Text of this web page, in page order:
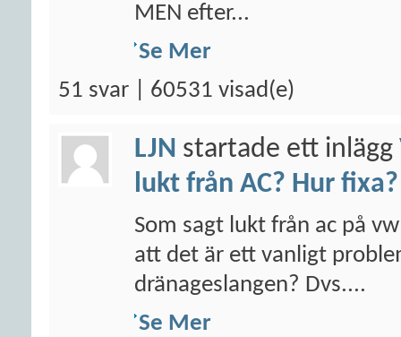
MEN efter...
Se Mer
51 svar | 60531 visad(e)
LJN startade ett inlägg
lukt från AC? Hur fixa?
Som sagt lukt från ac på
att det är ett vanligt
dränageslangen? Dvs....
Se Mer